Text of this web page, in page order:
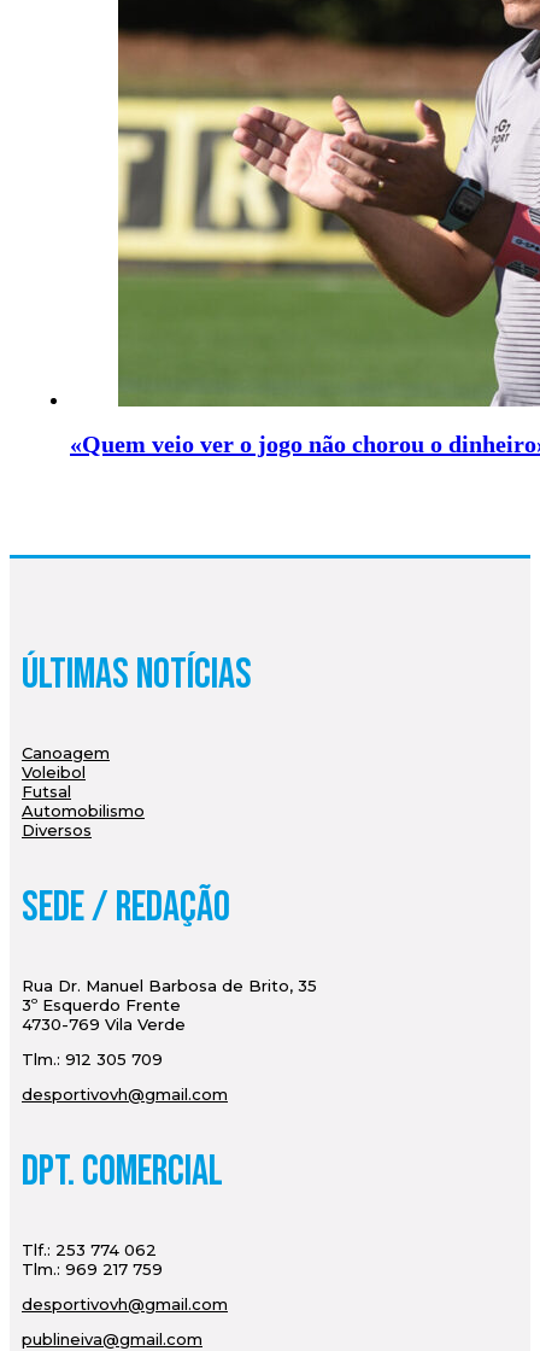
«Quem veio ver o jogo não chorou o
Últimas Notícias
Canoagem
Voleibol
Futsal
Automobilismo
Diversos
Sede / Redação
Rua Dr. Manuel Barbosa de Brito, 35
3º Esquerdo Frente
4730-769 Vila Verde
Tlm.: 912 305 709
desportivovh@gmail.com
Dpt. Comercial
Tlf.: 253 774 062
Tlm.: 969 217 759
desportivovh@gmail.com
publineiva@gmail.com